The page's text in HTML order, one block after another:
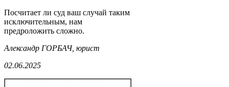
Посчитает ли суд ваш случай таким
исключительным, нам
предроложить сложно.
Александр ГОРБАЧ, юрист
02.06.2025